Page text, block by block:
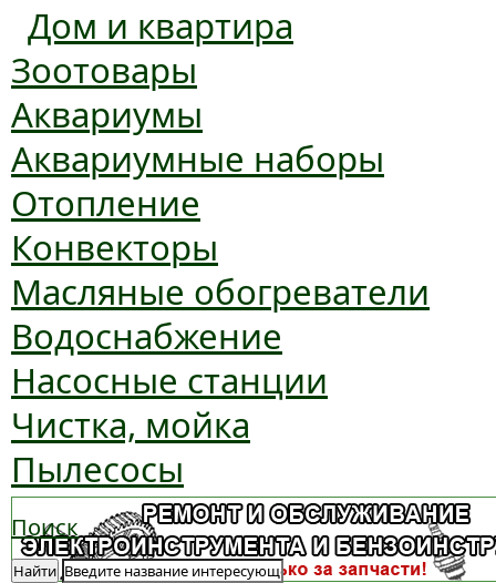
Дом и квартира
Зоотовары
Аквариумы
Аквариумные наборы
Отопление
Конвекторы
Масляные обогреватели
Водоснабжение
Насосные станции
Чистка, мойка
Пылесосы
Поиск
Найти